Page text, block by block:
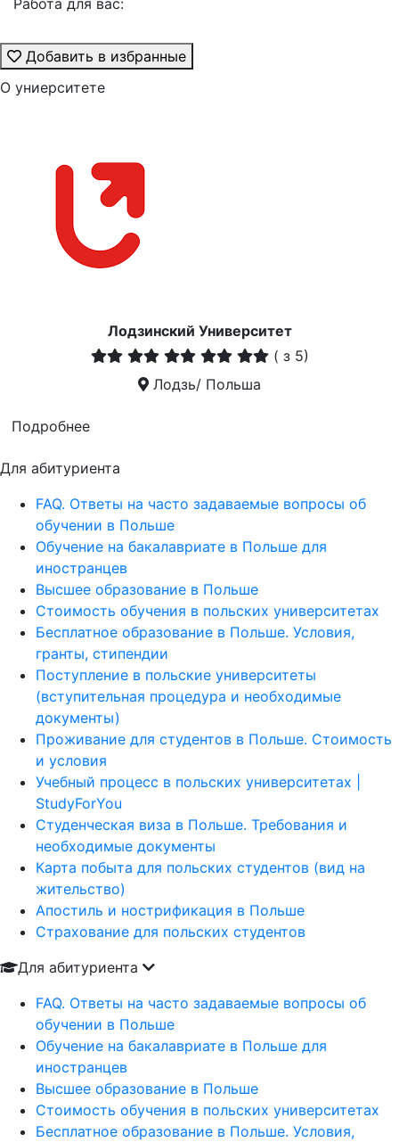
Работа для вас:
Добавить в избранные
О униерситете
Лодзинский Университет
( з 5)
Лодзь/ Польша
Подробнее
Для абитуриента
FAQ. Ответы на часто задаваемые вопросы об
обучении в Польше
Обучение на бакалавриате в Польше для
иностранцев
Высшее образование в Польше
Стоимость обучения в польских университетах
Бесплатное образование в Польше. Условия,
гранты, стипендии
Поступление в польские университеты
(вступительная процедура и необходимые
документы)
Проживание для студентов в Польше. Стоимость
и условия
Учебный процесс в польских университетах |
StudyForYou
Студенческая виза в Польше. Требования и
необходимые документы
Карта побыта для польских студентов (вид на
жительство)
Апостиль и нострификация в Польше
Страхование для польских студентов
Для абитуриента
FAQ. Ответы на часто задаваемые вопросы об
обучении в Польше
Обучение на бакалавриате в Польше для
иностранцев
Высшее образование в Польше
Стоимость обучения в польских университетах
Бесплатное образование в Польше. Условия,